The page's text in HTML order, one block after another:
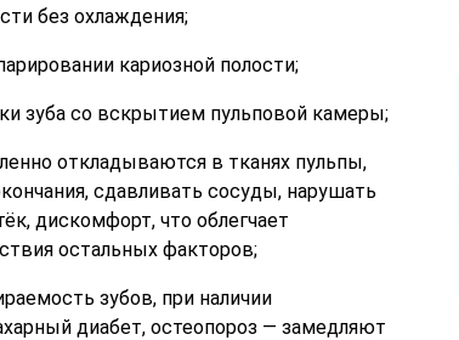
без охлаждения;
кариозной полости;
зуба со вскрытием пульповой камеры;
откладываются в тканях пульпы,
сдавливать сосуды, нарушать
дискомфорт, что облегчает
остальных факторов;
зубов, при наличии
диабет, остеопороз — замедляют